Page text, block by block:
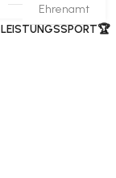
Ehrenamt
​LEISTUNGSSPORT🏆